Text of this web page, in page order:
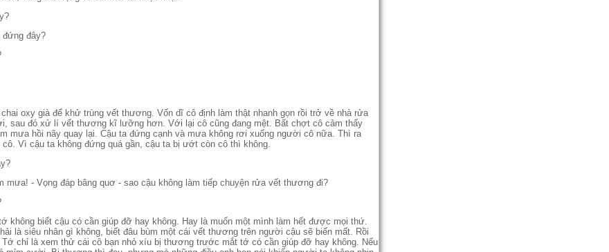
đây?
oxy già để khử trùng vết thương. Vốn dĩ cô định làm thật nhanh gọn rồi trở về nhà rửa
sau đó xử lí vết thương kĩ lưỡng hơn. Với lại cô cũng đang mệt. Bất chợt cô cảm thấy
mưa hồi nãy quay lại. Cậu ta đứng cạnh và mưa không rơi xuống người cô nữa. Thì ra
cô. Vì cậu ta không đứng quá gần, cậu ta bị ướt còn cô thì không.
mưa! - Vọng đáp bâng quơ - sao cậu không làm tiếp chuyện rửa vết thương đi?
không biết cậu có cần giúp đỡ hay không. Hay là muốn một mình làm hết được mọi thứ.
là siêu nhân gì không, biết đâu bùm một cái vết thương trên người cậu sẽ biến mất. Rồi
Tớ chỉ là xem thử cái cô bạn nhỏ xíu bị thương trước mắt tớ có cần giúp đỡ hay không. Nếu